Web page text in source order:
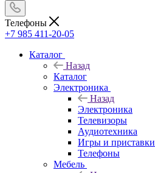
Телефоны
+7 985 411-20-05
Каталог
Назад
Каталог
Электроника
Назад
Электроника
Телевизоры
Аудиотехника
Игры и приставки
Телефоны
Мебель